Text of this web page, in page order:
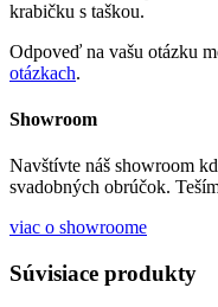
krabičku s taškou.
Odpoveď na vašu otázku
otázkach.
Showroom
Navštívte náš showroom
svadobných obrúčok.
viac o showroome
Súvisiace produkty